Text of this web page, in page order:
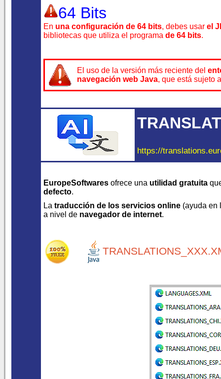
64 Bits
En una configuración de 64 bits, debes usar el
bibliotecas que utiliza el programa de 64 bits.
El uso de la versión más reciente del
navegación web Java, que está sujeto
https://
EuropeSoftwares ofrece una utilidad gratuita
defecto.
La traducción de los servicios online (ayuda en
a nivel de navegador de internet.